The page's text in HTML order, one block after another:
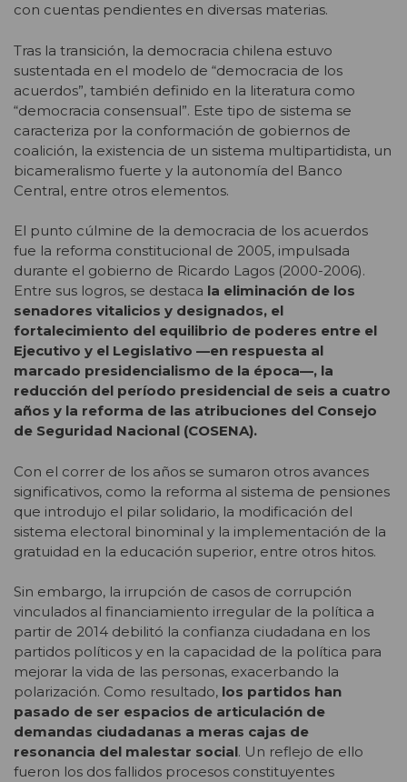
con cuentas pendientes en diversas materias.
Tras la transición, la democracia chilena estuvo
sustentada en el modelo de “democracia de los
acuerdos”, también definido en la literatura como
“democracia consensual”. Este tipo de sistema se
caracteriza por la conformación de gobiernos de
coalición, la existencia de un sistema multipartidista, un
bicameralismo fuerte y la autonomía del Banco
Central, entre otros elementos.
El punto cúlmine de la democracia de los acuerdos
fue la reforma constitucional de 2005, impulsada
durante el gobierno de Ricardo Lagos (2000-2006).
Entre sus logros, se destaca la eliminación de los
senadores vitalicios y designados, el
fortalecimiento del equilibrio de poderes entre el
Ejecutivo y el Legislativo —en respuesta al
marcado presidencialismo de la época—, la
reducción del período presidencial de seis a cuatro
años y la reforma de las atribuciones del Consejo
de Seguridad Nacional (COSENA).
Con el correr de los años se sumaron otros avances
significativos, como la reforma al sistema de pensiones
que introdujo el pilar solidario, la modificación del
sistema electoral binominal y la implementación de la
gratuidad en la educación superior, entre otros hitos.
Sin embargo, la irrupción de casos de corrupción
vinculados al financiamiento irregular de la política a
partir de 2014 debilitó la confianza ciudadana en los
partidos políticos y en la capacidad de la política para
mejorar la vida de las personas, exacerbando la
polarización. Como resultado, los partidos han
pasado de ser espacios de articulación de
demandas ciudadanas a meras cajas de
resonancia del malestar social. Un reflejo de ello
fueron los dos fallidos procesos constituyentes